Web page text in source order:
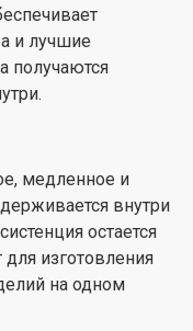
и лучшие
получаются
медленное и
внутри
остается
изготовления
на одном